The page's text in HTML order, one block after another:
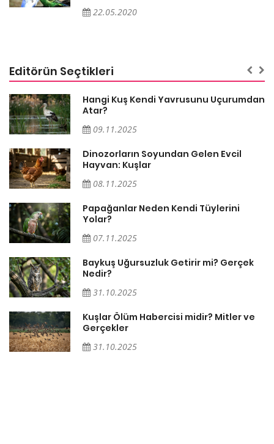
22.05.2020
Editörün Seçtikleri
Hangi Kuş Kendi Yavrusunu Uçurumdan
Atar?
09.11.2025
Dinozorların Soyundan Gelen Evcil
Hayvan: Kuşlar
08.11.2025
Papağanlar Neden Kendi Tüylerini
Yolar?
07.11.2025
Baykuş Uğursuzluk Getirir mi? Gerçek
Nedir?
31.10.2025
Kuşlar Ölüm Habercisi midir? Mitler ve
Gerçekler
31.10.2025